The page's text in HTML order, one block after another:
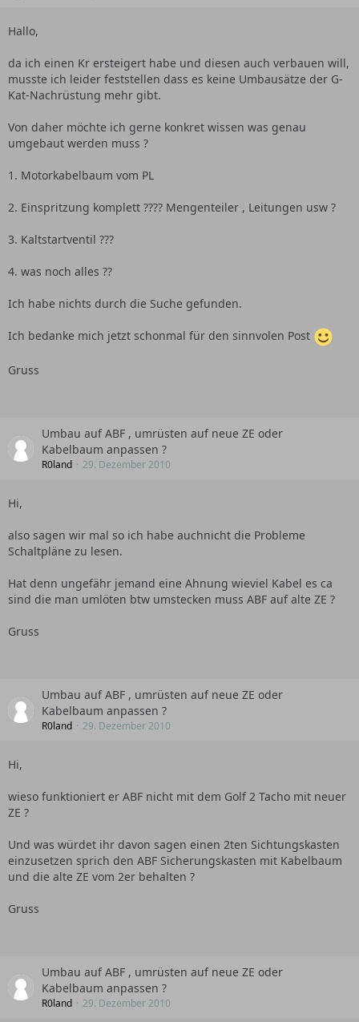
Hallo,
da ich einen Kr ersteigert habe und diesen auch verbauen will,
musste ich leider feststellen dass es keine Umbausätze der G-
Kat-Nachrüstung mehr gibt.
Von daher möchte ich gerne konkret wissen was genau
umgebaut werden muss ?
1. Motorkabelbaum vom PL
2. Einspritzung komplett ???? Mengenteiler , Leitungen usw ?
3. Kaltstartventil ???
4. was noch alles ??
Ich habe nichts durch die Suche gefunden.
Ich bedanke mich jetzt schonmal für den sinnvolen Post
Gruss
Umbau auf ABF , umrüsten auf neue ZE oder
Kabelbaum anpassen ?
R0land 29. Dezember 2010
Hi,
also sagen wir mal so ich habe auchnicht die Probleme
Schaltpläne zu lesen.
Hat denn ungefähr jemand eine Ahnung wieviel Kabel es ca
sind die man umlöten btw umstecken muss ABF auf alte ZE ?
Gruss
Umbau auf ABF , umrüsten auf neue ZE oder
Kabelbaum anpassen ?
R0land 29. Dezember 2010
Hi,
wieso funktioniert er ABF nicht mit dem Golf 2 Tacho mit neuer
ZE ?
Und was würdet ihr davon sagen einen 2ten Sichtungskasten
einzusetzen sprich den ABF Sicherungskasten mit Kabelbaum
und die alte ZE vom 2er behalten ?
Gruss
Umbau auf ABF , umrüsten auf neue ZE oder
Kabelbaum anpassen ?
R0land 29. Dezember 2010